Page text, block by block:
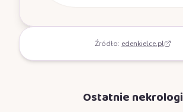
Źródło: edenkielce.pl
Ostatnie nekrologi